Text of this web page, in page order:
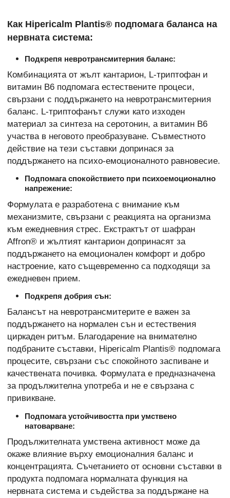
Как Hipericalm Plantis® подпомага баланса на
нервната система:
Подкрепя невротрансмитерния баланс:
Комбинацията от жълт кантарион, L-триптофан и
витамин B6 подпомага естествените процеси,
свързани с поддържането на невротрансмитерния
баланс. L-триптофанът служи като изходен
материал за синтеза на серотонин, а витамин B6
участва в неговото преобразуване. Съвместното
действие на тези съставки допринася за
поддържането на психо-емоционалното равновесие.
Подпомага спокойствието при психоемоционално
напрежение:
Формулата е разработена с внимание към
механизмите, свързани с реакцията на организма
към ежедневния стрес. Екстрактът от шафран
Affron® и жълтият кантарион допринасят за
поддържането на емоционален комфорт и добро
настроение, като същевременно са подходящи за
ежедневен прием.
Подкрепя добрия сън:
Балансът на невротрансмитерите е важен за
поддържането на нормален сън и естествения
циркаден ритъм. Благодарение на внимателно
подбраните съставки, Hipericalm Plantis® подпомага
процесите, свързани със спокойното заспиване и
качествената почивка. Формулата е предназначена
за продължителна употреба и не е свързана с
привикване.
Подпомага устойчивостта при умствено
натоварване:
Продължителната умствена активност може да
окаже влияние върху емоционалния баланс и
концентрацията. Съчетанието от основни съставки в
продукта подпомага нормалната функция на
нервната система и съдейства за поддържане на